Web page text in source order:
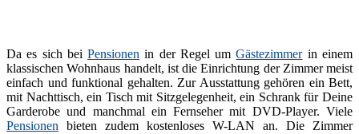
Da es sich beiPensionen in der Regel umGästezimmerin einem
klassischen Wohnhaus handelt, ist die Einrichtung der Zimmer meist
einfach und funktional gehalten. Zur Ausstattung gehören ein Bett,
mit Nachttisch, ein Tisch mit Sitzgelegenheit, ein Schrank für Deine
Garderobe und manchmal ein Fernseher mit DVD-Player. Viele
Pensionen bieten zudem kostenloses W-LAN an. Die Zimmer